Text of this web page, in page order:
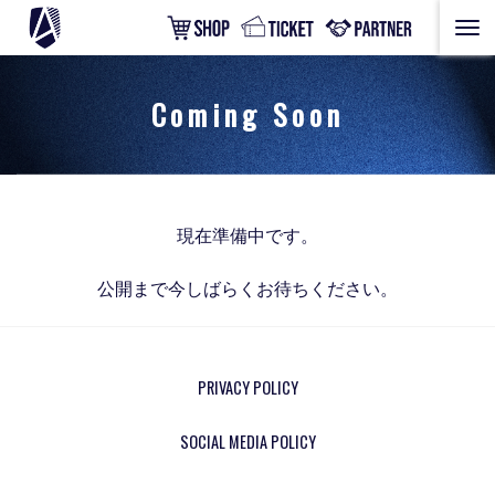
Coming Soon
現在準備中です。
公開まで今しばらくお待ちください。
PRIVACY POLICY
SOCIAL MEDIA POLICY